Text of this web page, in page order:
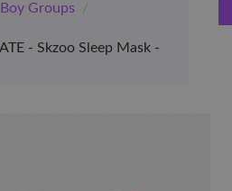
Boy Groups
/
- Skzoo Sleep Mask -